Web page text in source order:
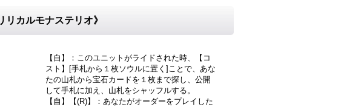
カルモナステリオ》
【自】：このユニットがライドされた時、【コ
スト】[手札から１枚ソウルに置く]ことで、あな
たの山札から宝石カードを１枚まで探し、公開
して手札に加え、山札をシャッフルする。
【自】【(R)】：あなたがオーダーをプレイした